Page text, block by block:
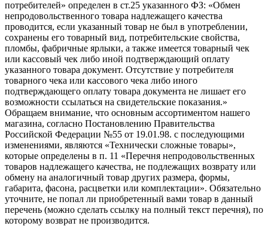
потребителей» определен в ст.25 указанного ФЗ: «Обмен
непродовольственного товара надлежащего качества
проводится, если указанный товар не был в употреблении,
сохранены его товарный вид, потребительские свойства,
пломбы, фабричные ярлыки, а также имеется товарный чек
или кассовый чек либо иной подтверждающий оплату
указанного товара документ. Отсутствие у потребителя
товарного чека или кассового чека либо иного
подтверждающего оплату товара документа не лишает его
возможности ссылаться на свидетельские показания.»
Обращаем внимание, что основным ассортиментом нашего
магазина, согласно Постановлению Правительства
Российской Федерации №55 от 19.01.98. с последующими
изменениями, являются «Технически сложные товары»,
которые определены в п. 11 «Перечня непродовольственных
товаров надлежащего качества, не подлежащих возврату или
обмену на аналогичный товар других размера, формы,
габарита, фасона, расцветки или комплектации». Обязательно
уточните, не попал ли приобретенный вами товар в данный
перечень (можно сделать ссылку на полный текст перечня), по
которому возврат не производится.